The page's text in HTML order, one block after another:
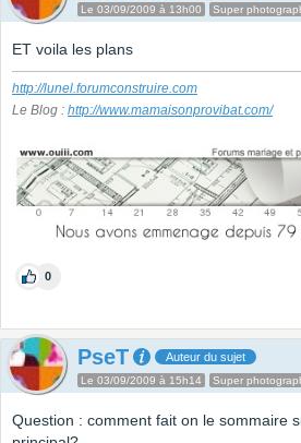
Le 03/09/2009 à 13h00 Super
ET voila les plans
http://lunel.forumconstruire.com
Le Blog : http://www.mamaisonprovibat.com/
0
PseT Auteur du sujet
Le 03/09/2009 à 15h14 Super
Question : comment fait on le sommaire